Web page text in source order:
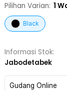
Pilihan Varian: 1
Black
Informasi Stok:
Jabodetabek
Gudang Online